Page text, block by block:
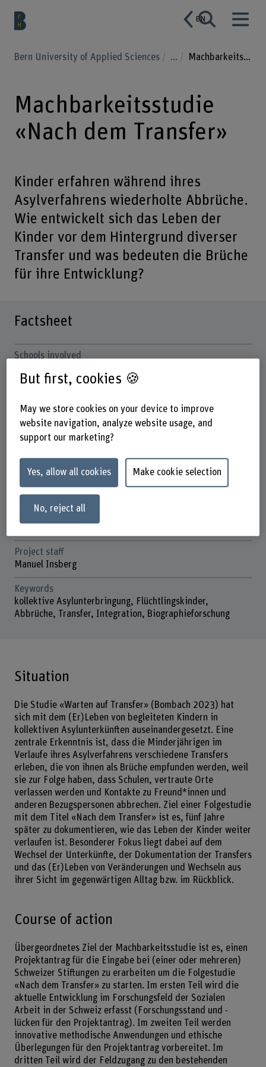
EN
Bern University of Applied Sciences ... Machbarkeitsstudie «Nach dem Transfer»
Machbarkeitsstudie
«Nach dem Transfer»
Kinder erfahren während ihres
Asylverfahrens wiederholte Abbrüche.
Wie entwickelt sich das Leben der
Kinder vor dem Hintergrund diverser
Transfer und was bedeuten die Brüche
für ihre Entwicklung?
Factsheet
Schools involved
Institute for Specialised Didactics, Profession
Development and Digitalisation
Funding organisation
Duration
01.10.2024 - 30.06.2025
Head of project
Project staff
Manuel Insberg
Keywords
kollektive Asylunterbringung, Flüchtlingskinder,
Abbrüche, Transfer, Integration, Biographieforschung
Situation
Die Studie «Warten auf Transfer» (Bombach 2023) hat
sich mit dem (Er)Leben von begleiteten Kindern in
kollektiven Asylunterkünften auseinandergesetzt. Eine
zentrale Erkenntnis ist, dass die Minderjährigen im
Verlaufe ihres Asylverfahrens verschiedene Transfers
erleben, die von ihnen als Brüche empfunden werden, weil
sie zur Folge haben, dass Schulen, vertraute Orte
verlassen werden und Kontakte zu Freund*innen und
anderen Bezugspersonen abbrechen. Ziel einer Folgestudie
mit dem Titel «Nach dem Transfer» ist es, fünf Jahre
später zu dokumentieren, wie das Leben der Kinder weiter
verlaufen ist. Besonderer Fokus liegt dabei auf dem
Wechsel der Unterkünfte, der Dokumentation der Transfers
und das (Er)Leben von Veränderungen und Wechseln aus
ihrer Sicht im gegenwärtigen Alltag bzw. im Rückblick.
Course of action
Übergeordnetes Ziel der Machbarkeitsstudie ist es, einen
Projektantrag für die Eingabe bei (einer oder mehreren)
Schweizer Stiftungen zu erarbeiten um die Folgestudie
«Nach dem Transfer» zu starten. Im ersten Teil wird die
aktuelle Entwicklung im Forschungsfeld der Sozialen
Arbeit in der Schweiz erfasst (Forschungsstand und -
lücken für den Projektantrag). Im zweiten Teil werden
innovative methodische Anwendungen und ethische
Überlegungen für den Projektantrag vorbereitet. Im
dritten Teil wird der Feldzugang zu den bestehenden
But first, cookies 🍪
May we store cookies on your device to improve
website navigation, analyze website usage, and
support our marketing?
Yes, allow all cookies Make cookie selection
No, reject all